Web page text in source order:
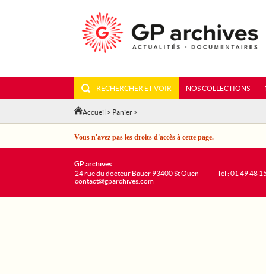
RECHERCHER ET VOIR NOS COLLECTIONS
Accueil > Panier >
Vous n'avez pas les droits d'accès à cette page.
GP archives
24 rue du docteur Bauer 93400 St Ouen
contact@gparchives.com
Tél : 01 49 48